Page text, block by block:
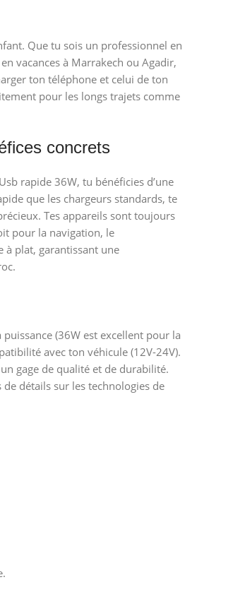
Que tu sois un professionnel en
vacances à Marrakech ou Agadir,
ton téléphone et celui de ton
pour les longs trajets comme
concrets
rapide 36W, tu bénéficies d’une
que les chargeurs standards, te
Tes appareils sont toujours
pour la navigation, le
à plat, garantissant une
(36W est excellent pour la
avec ton véhicule (12V-24V).
gage de qualité et de durabilité.
détails sur les technologies de